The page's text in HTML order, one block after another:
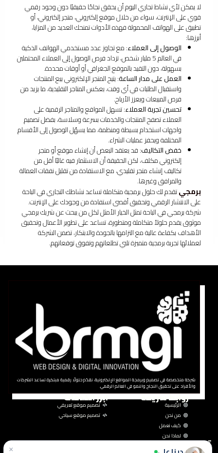
لا يمكن لأي نشاط تجاري اليوم أن يحقق نجاحًا حقيقيًا دون وجود رقمي
قوي على الإنترنت، سواء من خلال موقع إلكتروني، متجر إلكتروني، أو
تطبيق على الهواتف المحمولة فهذه الأدوات تمنحك العديد من المزايا،
أبرزها:
الوصول إلى العملاء: مع تجاوز عدد مستخدمي الهواتف الذكية
في العالم 5 مليار شخص، تزداد فرص الوصول إلى العملاء المحتملين
بسهولة، دون التقيد بالموقع الجغرافي أو أوقات محددة.
العمل على مدار الساعة: يتيح المتجر الإلكتروني بيع المنتجات
واستقبال الطلبات في أي وقت، بعكس المتاجر التقليدية، ما يزيد من
فرص المبيعات ويعزز الأرباح.
تحسين تجربة العملاء: تسهل المواقع والمتاجر الرقمية على
العملاء تصفح المنتجات والخدمات بسرعة وسلاسة، بفضل تصميم
واجهات استخدام بسيطة ومنظمة، مما يسهّل الوصول إلى الأقسام
المختلفة ويحفز عمليات الشراء.
خفض التكاليف: قد يعتقد البعض أن إنشاء موقع أو متجر
إلكتروني مكلف، لكن الحقيقة أن الاستثمار فيه غالبًا أقل من
تكاليف إنشاء متجر تقليدي، مع الاستفادة من تقليل نفقات العمالة
والمرافق وغيرها.
برمجيتقدم لك حلول برمجية متكاملة تساعد نشاطك التجاري في الباحة
على الانتشار الرقمي وتحقيق أقصى استفادة من وجودك على الإنترنت.
شركة برمجي في الباحة تمثل الخيار الأمثل لكل من يبحث عن شريك برمجي
موثوق يقدم حلولاً متكاملة ومتطورة، تساعد على تطوير الأعمال وتحقيق
الأهداف بكفاءة عالية مع التزامها بالجودة والابتكار، تضمن الشركة
لعملائها تجربة برمجية متميزة تلبي تطلعاتهم وتفوق توقعاتهم.
شركة متخصصة في تصميم وبرمجة المواقع الإلكترونية، نقدّم حلولًا رقمية مبتكرة تساعد الشركات
والأفراد على تحقيق النجاح والنمو في العالم الرقمي.
روابط سريعة
الرئيسية
من نحن
كيف نعمل
لماذا نحن
ابرز الخدمات
تصميم موقع تعريفي
تصميم موقع سياحي
تواصل معنا
1 مصطفى النحاس تقاطع عباس العقاد مدينة نصر اقاهرة ×